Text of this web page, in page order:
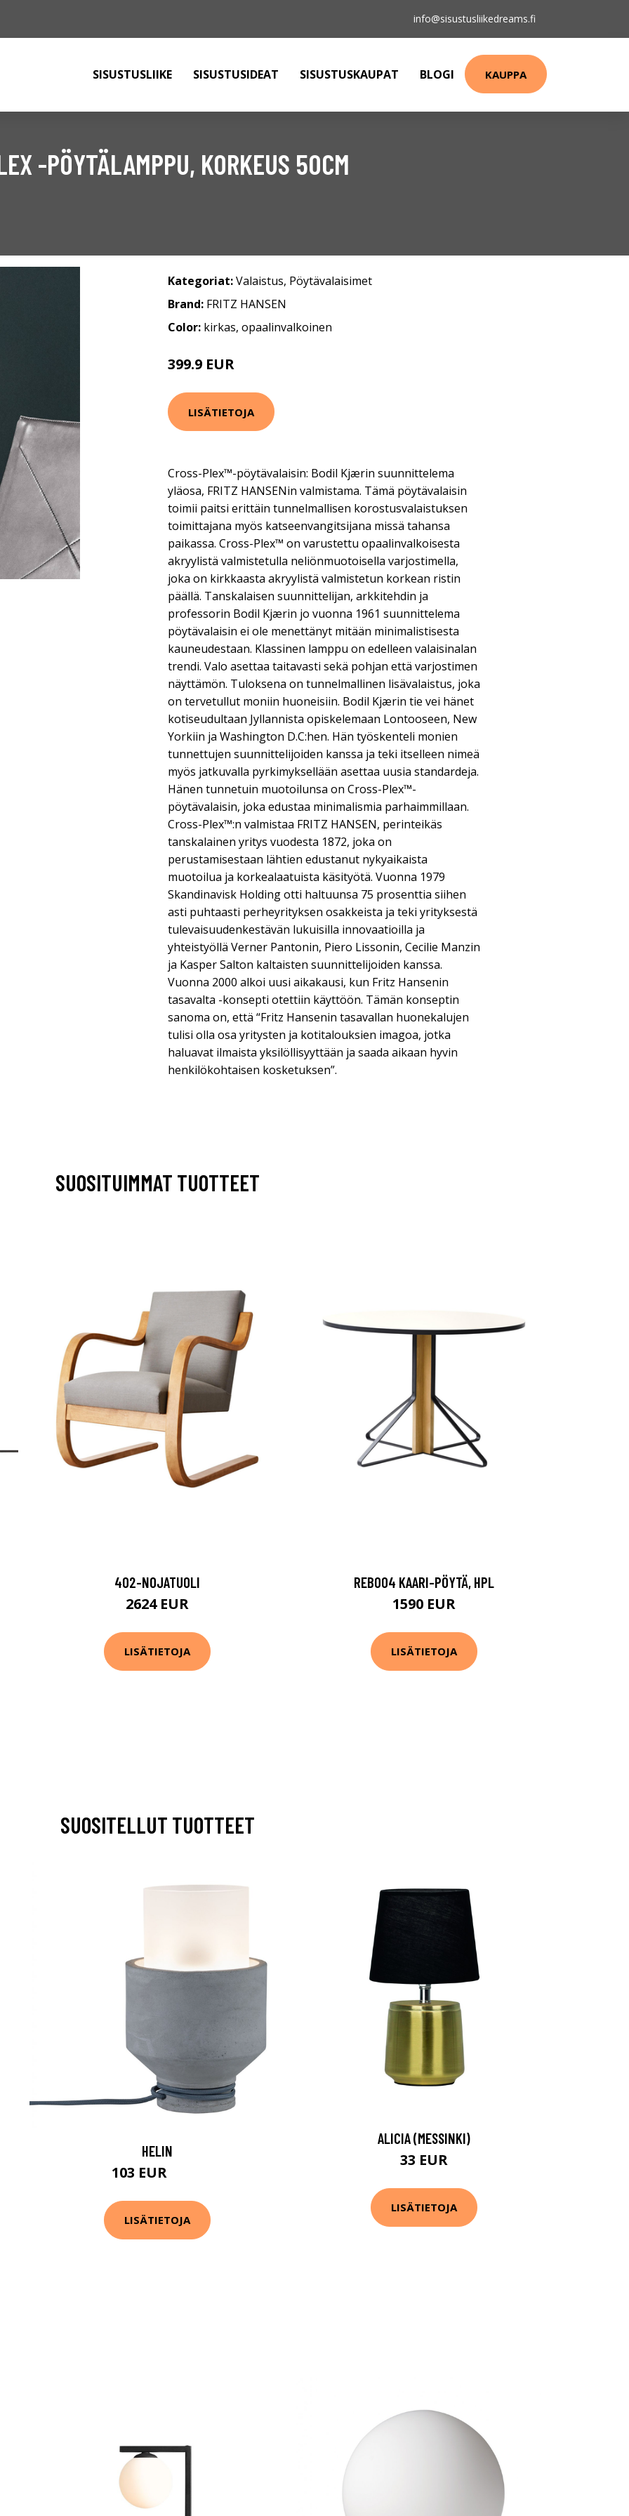
info@sisustusliikedreams.fi
SISUSTUSLIIKE SISUSTUSIDEAT SISUSTUSKAUPAT BLOGI KAUPPA
-PÖYTÄLAMPPU, KORKEUS 50CM
Kategoriat:Valaistus, Pöytävalaisimet
Brand: FRITZ HANSEN
Color: kirkas, opaalinvalkoinen
399.9 EUR
LISÄTIETOJA
Cross-Plex™-pöytävalaisin: Bodil Kjærin suunnittelema
yläosa, FRITZ HANSENin valmistama. Tämä pöytävalaisin
toimii paitsi erittäin tunnelmallisen korostusvalaistuksen
toimittajana myös katseenvangitsijana missä tahansa
paikassa. Cross-Plex™ on varustettu opaalinvalkoisesta
akryylistä valmistetulla neliönmuotoisella varjostimella,
joka on kirkkaasta akryylistä valmistetun korkean ristin
päällä. Tanskalaisen suunnittelijan, arkkitehdin ja
professorin Bodil Kjærin jo vuonna 1961 suunnittelema
pöytävalaisin ei ole menettänyt mitään minimalistisesta
kauneudestaan. Klassinen lamppu on edelleen valaisinalan
trendi. Valo asettaa taitavasti sekä pohjan että varjostimen
näyttämön. Tuloksena on tunnelmallinen lisävalaistus, joka
on tervetullut moniin huoneisiin. Bodil Kjærin tie vei hänet
kotiseudultaan Jyllannista opiskelemaan Lontooseen, New
Yorkiin ja Washington D.C:hen. Hän työskenteli monien
tunnettujen suunnittelijoiden kanssa ja teki itselleen nimeä
myös jatkuvalla pyrkimyksellään asettaa uusia standardeja.
Hänen tunnetuin muotoilunsa on Cross-Plex™-
pöytävalaisin, joka edustaa minimalismia parhaimmillaan.
Cross-Plex™:n valmistaa FRITZ HANSEN, perinteikäs
tanskalainen yritys vuodesta 1872, joka on
perustamisestaan lähtien edustanut nykyaikaista
muotoilua ja korkealaatuista käsityötä. Vuonna 1979
Skandinavisk Holding otti haltuunsa 75 prosenttia siihen
asti puhtaasti perheyrityksen osakkeista ja teki yrityksestä
tulevaisuudenkestävän lukuisilla innovaatioilla ja
yhteistyöllä Verner Pantonin, Piero Lissonin, Cecilie Manzin
ja Kasper Salton kaltaisten suunnittelijoiden kanssa.
Vuonna 2000 alkoi uusi aikakausi, kun Fritz Hansenin
tasavalta -konsepti otettiin käyttöön. Tämän konseptin
sanoma on, että “Fritz Hansenin tasavallan huonekalujen
tulisi olla osa yritysten ja kotitalouksien imagoa, jotka
haluavat ilmaista yksilöllisyyttään ja saada aikaan hyvin
henkilökohtaisen kosketuksen”.
SUOSITUIMMAT TUOTTEET
402-NOJATUOLI
2624 EUR
LISÄTIETOJA
REB004 KAARI-PÖYTÄ, HPL
1590 EUR
LISÄTIETOJA
SUOSITELLUT TUOTTEET
HELIN
103 EUR
LISÄTIETOJA
ALICIA (MESSINKI)
33 EUR
LISÄTIETOJA